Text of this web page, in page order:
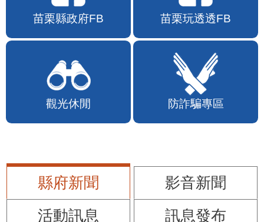
苗栗縣政府FB 苗栗玩透透FB
觀光休閒 防詐騙專區
縣府新聞
影音新聞
活動訊息
訊息發布